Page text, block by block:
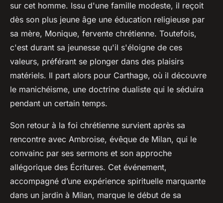
sur cet homme. Issu d'une famille modeste, il reçoit
dès son plus jeune âge une éducation religieuse par
sa mère, Monique, fervente chrétienne. Toutefois,
c'est durant sa jeunesse qu'il s'éloigne de ces
valeurs, préférant se plonger dans des plaisirs
matériels. Il part alors pour Carthage, où il découvre
le manichéisme, une doctrine dualiste qui le séduira
pendant un certain temps.
Son retour à la foi chrétienne survient après sa
rencontre avec Ambroise, évêque de Milan, qui le
convainc par ses sermons et son approche
allégorique des Écritures. Cet événement,
accompagné d’une expérience spirituelle marquante
dans un jardin à Milan, marque le début de sa